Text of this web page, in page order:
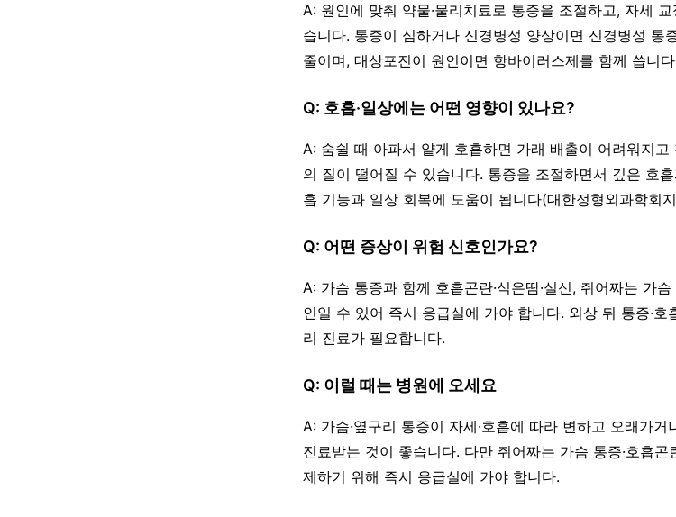
A: 원인에 맞춰 약물·물리치료로 통증을 조절하고, 자세
습니다. 통증이 심하거나 신경병성 양상이면 신경병성 통
줄이며, 대상포진이 원인이면 항바이러스제를 함께 씁니
Q: 호흡·일상에는 어떤 영향이 있나요?
A: 숨쉴 때 아파서 얕게 호흡하면 가래 배출이 어려워지
의 질이 떨어질 수 있습니다. 통증을 조절하면서 깊은 호
흡 기능과 일상 회복에 도움이 됩니다(대한정형외과학회
Q: 어떤 증상이 위험 신호인가요?
A: 가슴 통증과 함께 호흡곤란·식은땀·실신, 쥐어짜는 가
인일 수 있어 즉시 응급실에 가야 합니다. 외상 뒤 통증·
리 진료가 필요합니다.
Q: 이럴 때는 병원에 오세요
A: 가슴·옆구리 통증이 자세·호흡에 따라 변하고 오래가
진료받는 것이 좋습니다. 다만 쥐어짜는 가슴 통증·호흡곤
제하기 위해 즉시 응급실에 가야 합니다.